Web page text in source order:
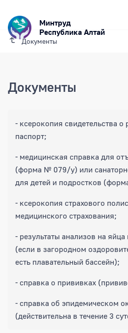
Минтруд
Республика Алтай
Документы
Документы
- ксерокопия свидетельства
паспорт;
- медицинская справка для
(форма № 079/у) или
для детей и подростков
- ксерокопия страхового
медицинского страхования;
- результаты анализов на яйца
(если в загородном
есть плавательный бассейн);
- справка о прививках
- справка об эпидемическом
(действительна в течение 3